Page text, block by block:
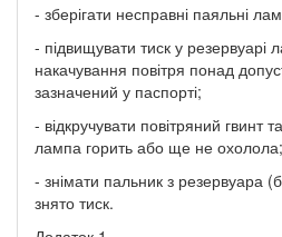
- зберігати несправні паяльні
- підвищувати тиск у резервуарі
накачування повітря понад
зазначений у паспорті;
- відкручувати повітряний гвинт
лампа горить або ще не охолола;
- знімати пальник з резервуара
знято тиск.